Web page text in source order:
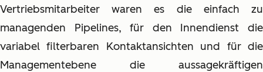
Vertriebsmitarbeiter waren es die einfach zu
managenden Pipelines, für den Innendienst die
variabel filterbaren Kontaktansichten und für die
Managementebene die aussagekräftigen